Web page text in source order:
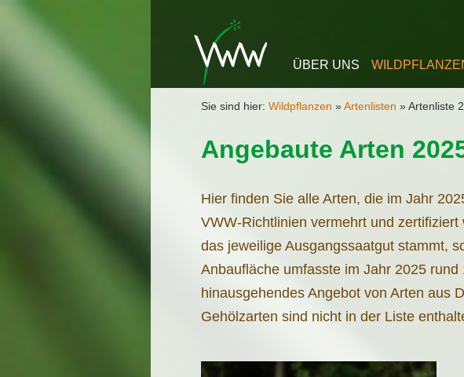
ÜBER UNS
Sie sind hier: Wildpflanzen »Artenlisten »Artenliste
Angebaute Arten
Hier finden Sie alle Arten, die im Jahr
VWW-Richtlinien vermehrt und
das jeweilige Ausgangssaatgut stammt,
Anbaufläche umfasste im Jahr 2025
hinausgehendes Angebot von Arten aus
Gehölzarten sind nicht in der Liste